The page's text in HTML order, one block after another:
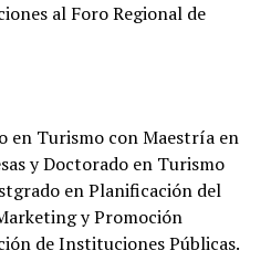
al Foro Regional de
en Turismo con Maestría en
y Doctorado en Turismo
en Planificación del
y Promoción
de Instituciones Públicas.